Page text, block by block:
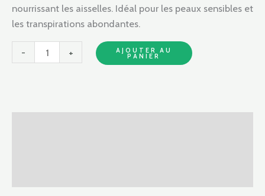
nourrissant les aisselles. Idéal pour les peaux sensibles et
les transpirations abondantes.
- + AJOUTER AU
PANIER